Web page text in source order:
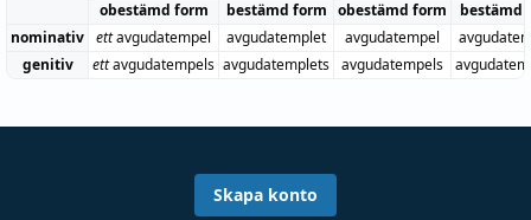
obestämd form bestämd form obestämd form
bestämd
nominativ ettavgudatempel avgudatemplet avgudatempel
genitiv
ettavgudatempels avgudatemplets avgudatempels
Skapa konto